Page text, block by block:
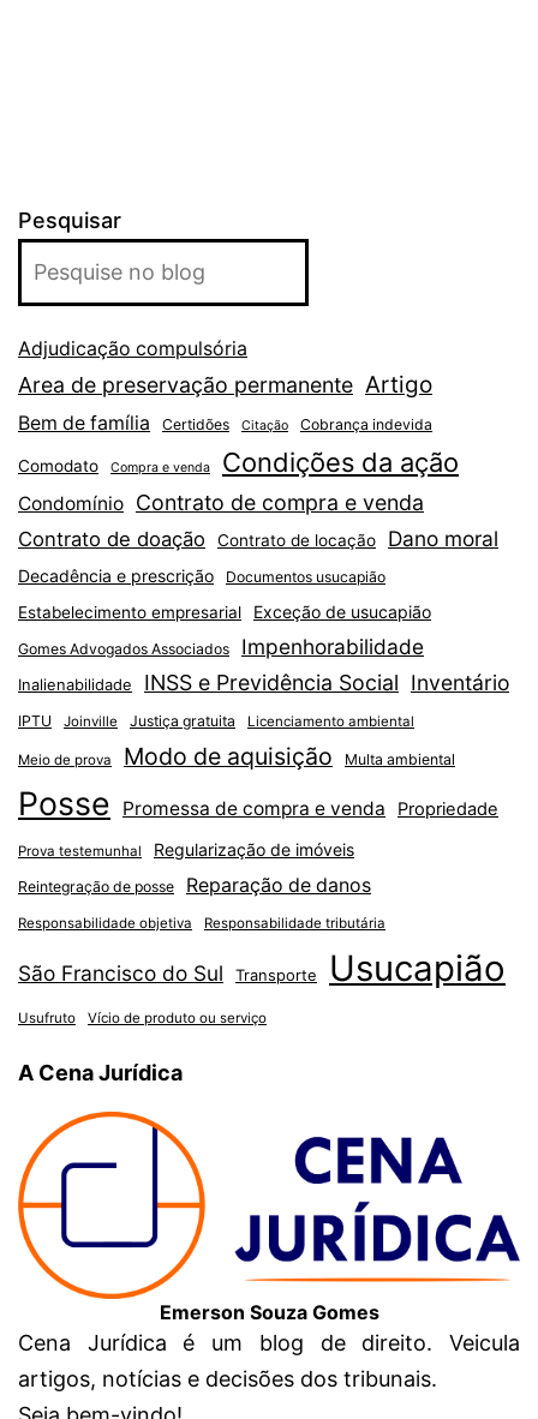
Pesquisar
Adjudicação compulsória
Area de preservação permanente Artigo
Bem de família Certidões Citação Cobrança indevida
Comodato Compra e venda Condições da ação
Condomínio Contrato de compra e venda
Contrato de doação Contrato de locação Dano moral
Decadência e prescrição Documentos usucapião
Estabelecimento empresarial Exceção de usucapião
Gomes Advogados Associados Impenhorabilidade
Inalienabilidade INSS e Previdência Social Inventário
IPTU Joinville Justiça gratuita Licenciamento ambiental
Meio de prova Modo de aquisição Multa ambiental
Posse Promessa de compra e venda Propriedade
Prova testemunhal Regularização de imóveis
Reintegração de posse Reparação de danos
Responsabilidade objetiva Responsabilidade tributária
São Francisco do Sul Transporte Usucapião
Usufruto Vício de produto ou serviço
A Cena Jurídica
Emerson Souza Gomes
Cena Jurídica é um blog de direito. Veicula
artigos, notícias e decisões dos tribunais.